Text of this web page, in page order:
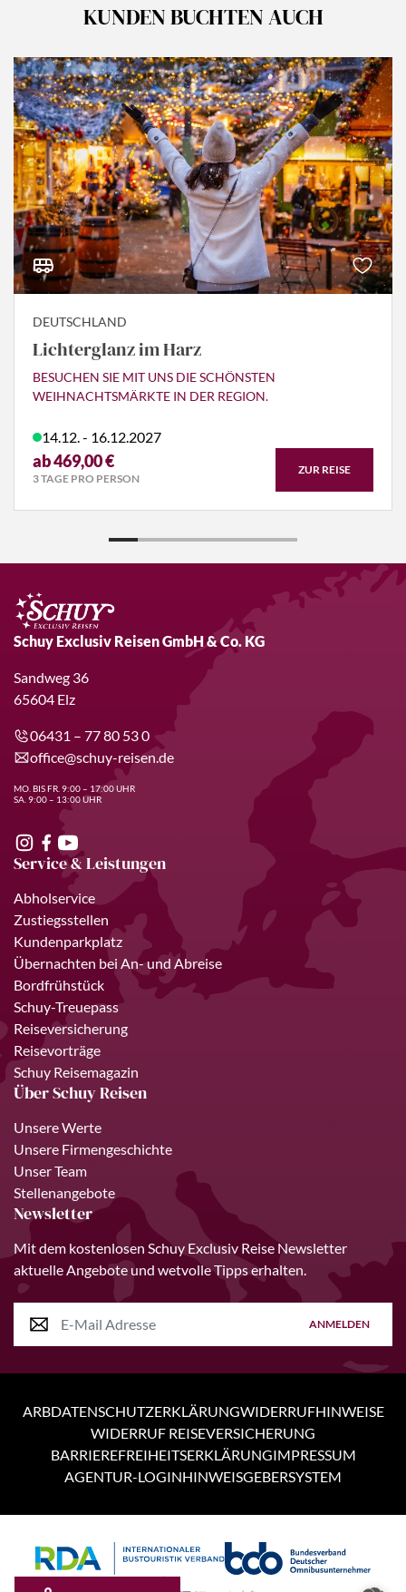
5 Tage
KUNDEN BUCHTEN AUCH
DEUTSCHLAND
Lichterglanz im Harz
BESUCHEN SIE MIT UNS DIE SCHÖNSTEN
WEIHNACHTSMÄRKTE IN DER REGION.
14.12. - 16.12.2027
ab 469,00 €
3 TAGE PRO PERSON
ZUR REISE
Schuy Exclusiv Reisen GmbH & Co. KG
Sandweg 36
65604 Elz
06431 – 77 80 53 0
office@schuy-reisen.de
MO. BIS FR. 9:00 – 17:00 UHR
SA. 9:00 – 13:00 UHR
Service & Leistungen
Abholservice
Zustiegsstellen
Kundenparkplatz
Übernachten bei An- und Abreise
Bordfrühstück
Schuy-Treuepass
Reiseversicherung
Reisevorträge
Schuy Reisemagazin
Über Schuy Reisen
Unsere Werte
Unsere Firmengeschichte
Unser Team
Stellenangebote
Newsletter
Mit dem kostenlosen Schuy Exclusiv Reise Newsletter
aktuelle Angebote und wetvolle Tipps erhalten.
ANMELDEN
ARBDATENSCHUTZERKLÄRUNGWIDERRUFHINWEISE
WIDERRUF REISEVERSICHERUNG
BARRIEREFREIHEITSERKLÄRUNGIMPRESSUM
AGENTUR-LOGINHINWEISGEBERSYSTEM